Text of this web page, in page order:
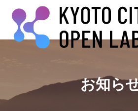
ここから本文です。
お知ら